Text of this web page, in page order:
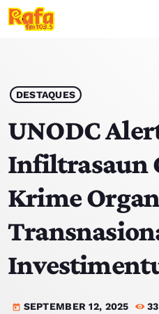
play_arrow OUVIR RAFA
HOME
NOTISIA
EKIPA
TOP 15
PODCAST SIRA
DESTAQUES
UNODC
Infiltrasaun
Krime
today SEPTEMBER 12, 2025